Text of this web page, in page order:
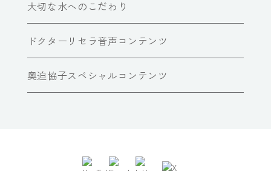
大切な水へのこだわり
ドクターリセラ音声コンテンツ
奥迫協子スペシャルコンテンツ